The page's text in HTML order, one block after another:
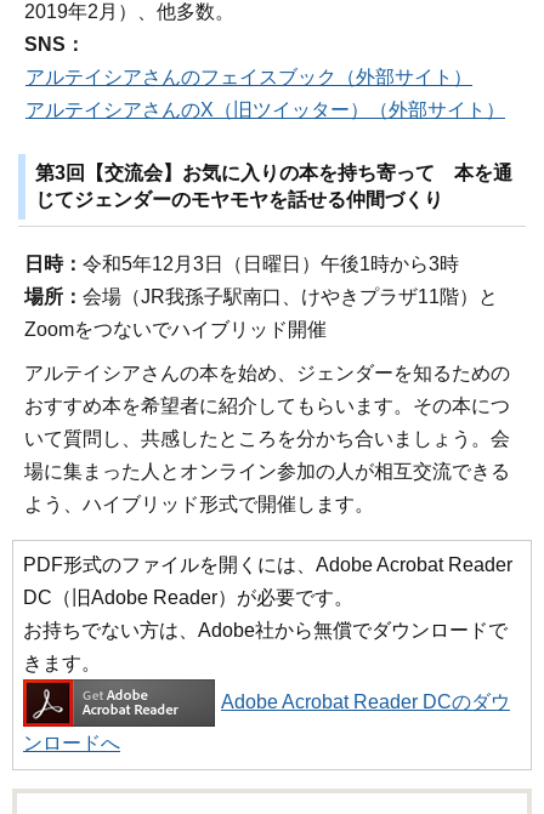
2019年2月）、他多数。
SNS：
アルテイシアさんのフェイスブック（外部サイト）
アルテイシアさんのX（旧ツイッター）（外部サイト）
第3回【交流会】お気に入りの本を持ち寄って 本を通
じてジェンダーのモヤモヤを話せる仲間づくり
日時： 令和5年12月3日（日曜日）午後1時から3時
場所： 会場（JR我孫子駅南口、けやきプラザ11階）と
Zoomをつないでハイブリッド開催
アルテイシアさんの本を始め、ジェンダーを知るための
おすすめ本を希望者に紹介してもらいます。その本につ
いて質問し、共感したところを分かち合いましょう。会
場に集まった人とオンライン参加の人が相互交流できる
よう、ハイブリッド形式で開催します。
PDF形式のファイルを開くには、Adobe Acrobat Reader
DC（旧Adobe Reader）が必要です。
お持ちでない方は、Adobe社から無償でダウンロードで
きます。
Adobe Acrobat Reader DCのダウ
ンロードへ